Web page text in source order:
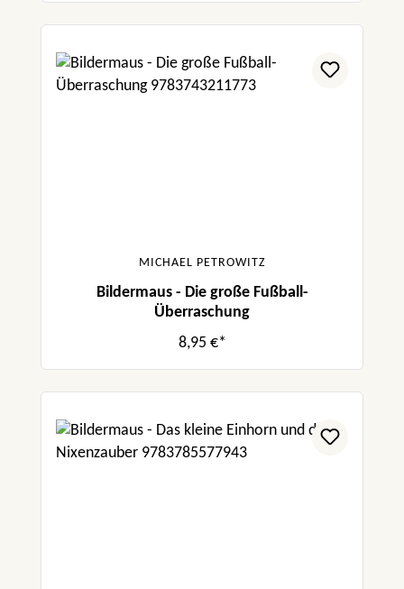
MICHAEL PETROWITZ
Bildermaus - Die große Fußball-
Überraschung
8,95 €*